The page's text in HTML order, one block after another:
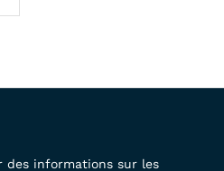
des informations sur les